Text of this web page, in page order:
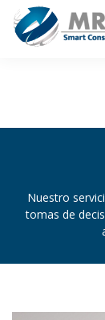
Nuestro
tomas de